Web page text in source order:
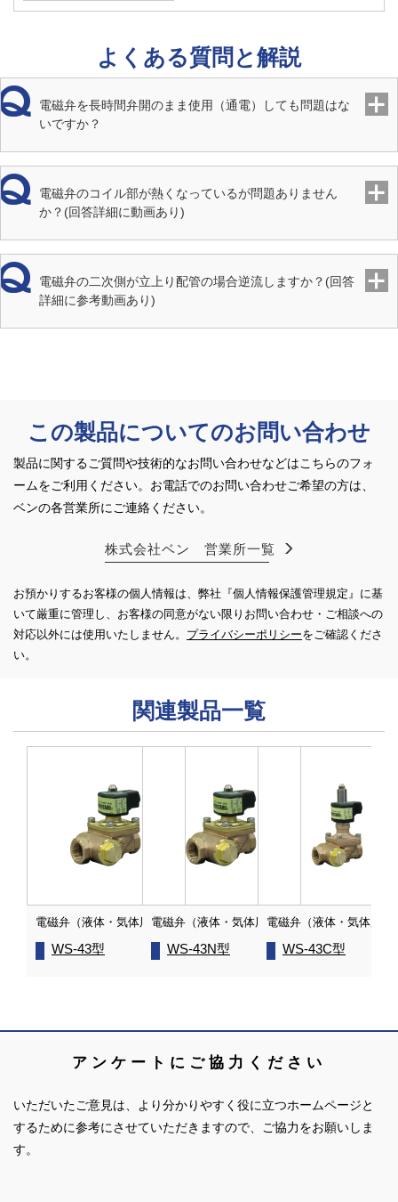
取付姿勢
ナ
材質 本
CAC408
材質 ダ
イヤフラ
よくある質問と解説
電磁弁を長時間弁開のまま使用（通電）しても問題はな
いですか？
電磁弁のコイル部が熱くなっているが問題ありません
か？(回答詳細に動画あり)
電磁弁の二次側が立上り配管の場合逆流しますか？(回答
詳細に参考動画あり)
この製品についてのお問い合わせ
製品に関するご質問や技術的なお問い合わせなどはこちらのフォ
ームをご利用ください。 お電話でのお問い合わせご希望の方は、
ベンの各営業所にご連絡ください。
株式会社ベン 営業所一覧
お預かりするお客様の個人情報は、弊社『個人情報保護管理規定』に基
いて厳重に管理し、お客様の同意がない限り お問い合わせ・ご相談への
対応以外には使用いたしません。 プライバシーポリシーをご確認くださ
い。
関連製品一覧
電磁弁（液体・気体用）
WS-43型
電磁弁（液体・気体用）
WS-43N型
電磁弁（液体・気体用）
WS-43C型
アンケートにご協力ください
いただいたご意見は、より分かりやすく役に立つホームページと
するために参考にさせていただきますので、ご協力をお願いしま
す。